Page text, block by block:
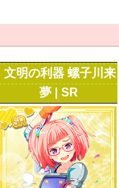
文明の利器 螺子川来
夢 | SR